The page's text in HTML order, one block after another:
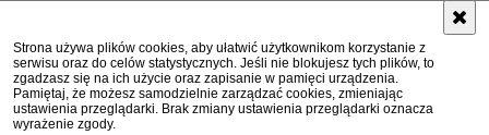
Strona używa plików cookies, aby ułatwić użytkownikom korzystanie z
serwisu oraz do celów statystycznych. Jeśli nie blokujesz tych plików, to
zgadzasz się na ich użycie oraz zapisanie w pamięci urządzenia.
Pamiętaj, że możesz samodzielnie zarządzać cookies, zmieniając
ustawienia przeglądarki. Brak zmiany ustawienia przeglądarki oznacza
wyrażenie zgody.